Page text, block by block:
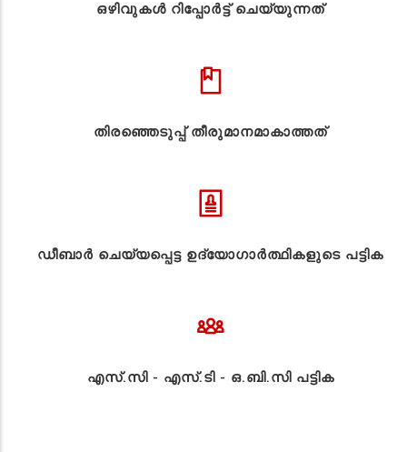
ഒഴിവുകൾ റിപ്പോർട്ട് ചെയ്യുന്നത്
തിരഞ്ഞെടുപ്പ് തീരുമാനമാകാത്തത്
ഡീബാർ ചെയ്യപ്പെട്ട ഉദ്യോഗാർത്ഥികളുടെ പട്ടിക
എസ്.സി - എസ്.ടി - ഒ.ബി.സി പട്ടിക